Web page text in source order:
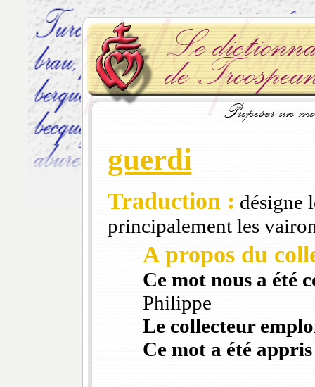
guerdi
Traduction : désigne
principalement les
A propos du
Ce mot nous a été
Philippe
Le collecteur
Ce mot a été